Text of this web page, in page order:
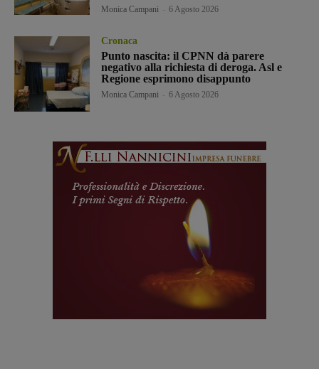
Monica Campani 6 Agosto 2026
Cronaca
Punto nascita: il CPNN dà parere
negativo alla richiesta di deroga. Asl e
Regione esprimono disappunto
Monica Campani 6 Agosto 2026